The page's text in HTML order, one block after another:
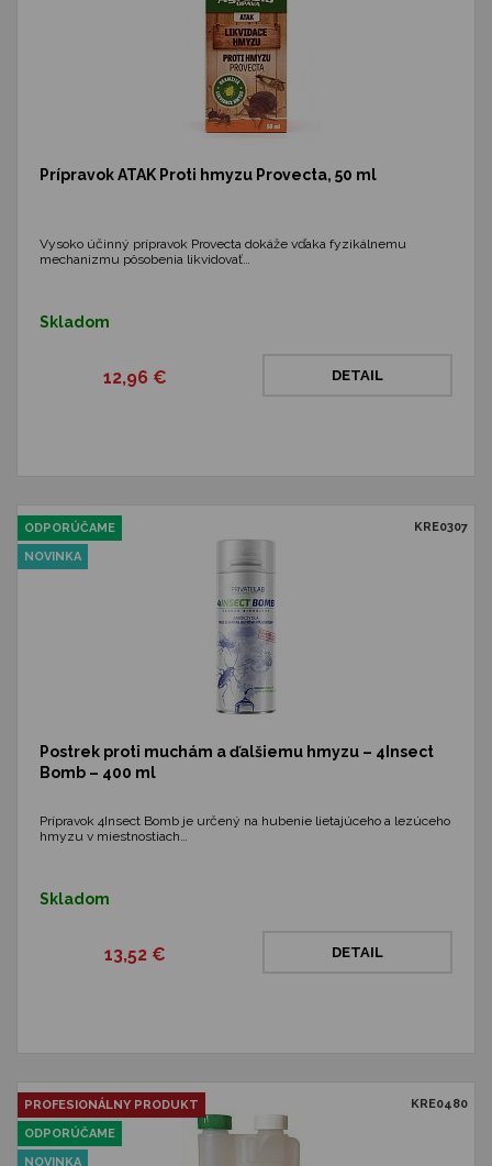
Prípravok ATAK Proti hmyzu Provecta, 50 ml
Vysoko účinný prípravok Provecta dokáže vďaka fyzikálnemu
mechanizmu pôsobenia likvidovať…
Skladom
12,96 € DETAIL
KRE0307
ODPORÚČAME
NOVINKA
Postrek proti muchám a ďalšiemu hmyzu – 4Insect
Bomb – 400 ml
Prípravok 4Insect Bomb je určený na hubenie lietajúceho a lezúceho
hmyzu v miestnostiach…
Skladom
13,52 € DETAIL
KRE0480
PROFESIONÁLNY PRODUKT
ODPORÚČAME
NOVINKA